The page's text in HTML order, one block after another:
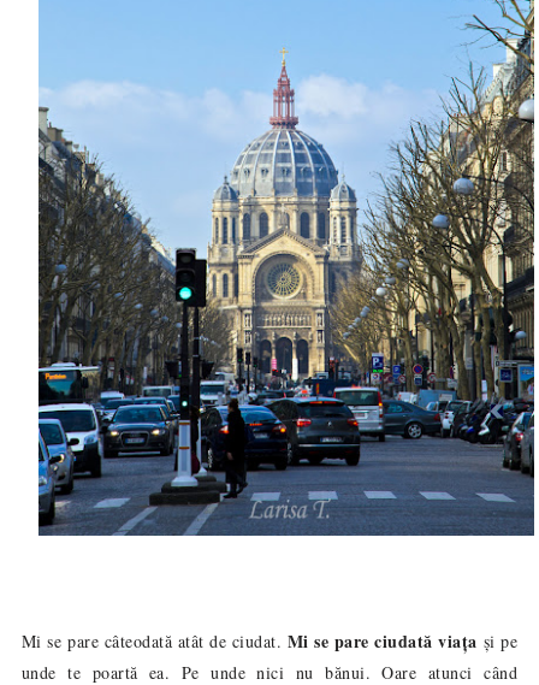
Mi se pare câteodată atât de ciudat. Mi se pare ciudată viața și pe
unde te poartă ea. Pe unde nici nu bănui. Oare atunci când